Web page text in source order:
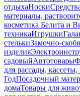
отдыхаНоски
материалы,
косметика Белита и
техникаИгрушки
стелькиЗамочно-
изделия
садовыйАвтотовары
для рассады,
ГодПосадочный
домаТовары для